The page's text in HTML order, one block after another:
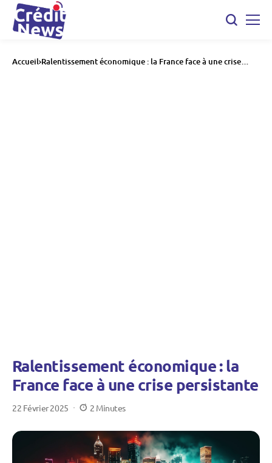
Accueil Ralentissement économique : la France face à une crise
Ralentissement économique : la
France face à une crise persistante
22 Février 2025 2 Minutes